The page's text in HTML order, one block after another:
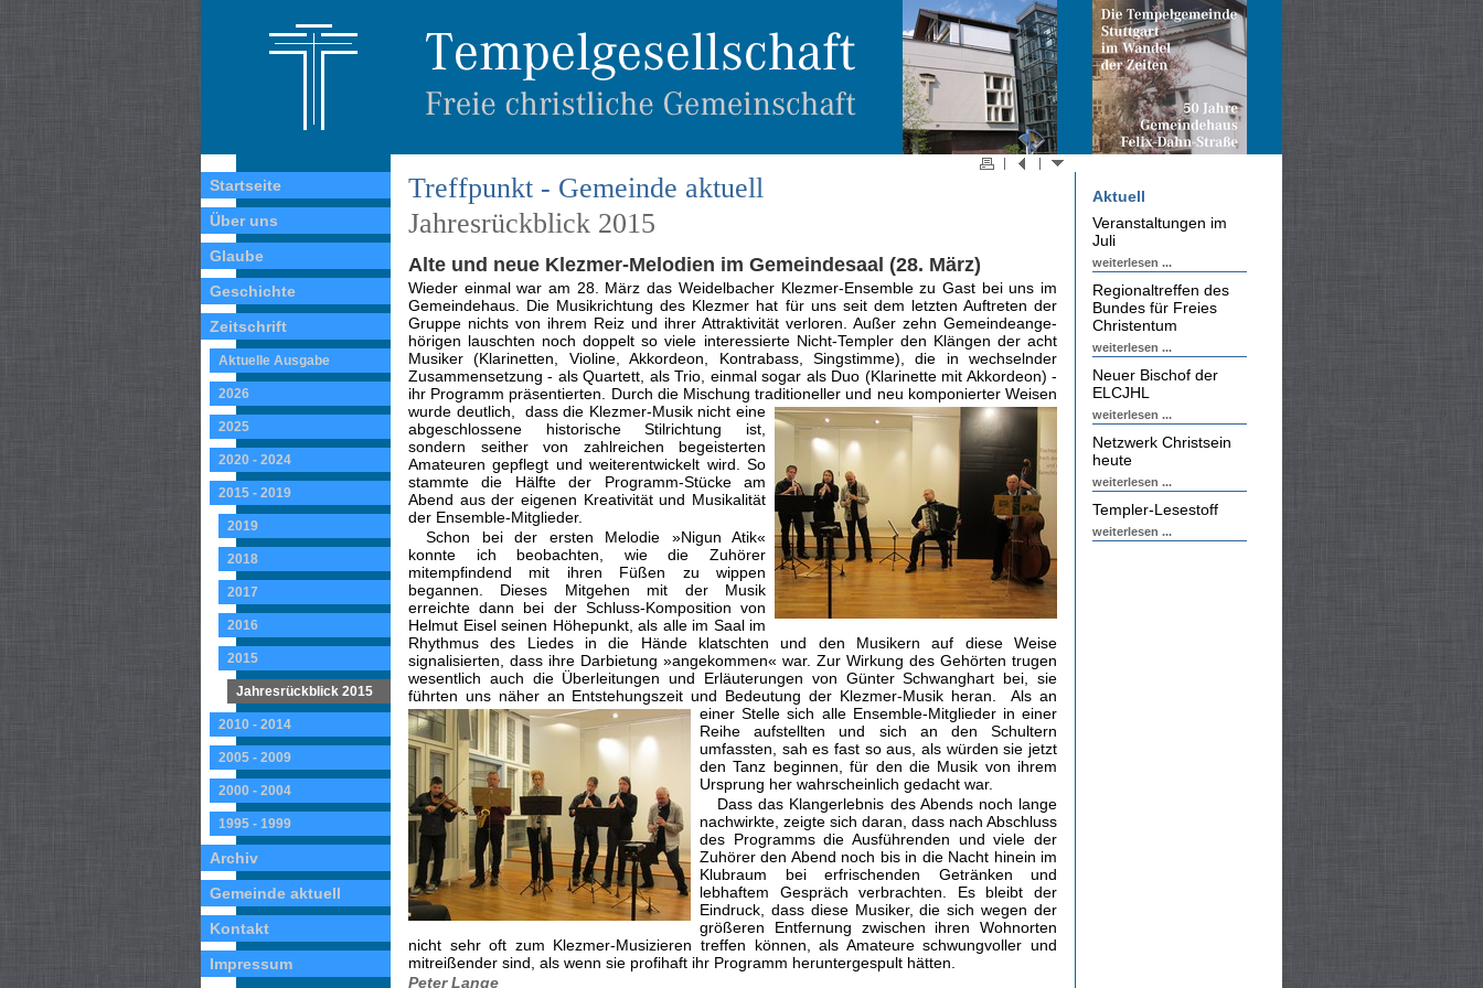
Startseite
Über uns
Glaube
Geschichte
Zeitschrift
Aktuelle Ausgabe
2026
2025
2020 - 2024
2015 - 2019
2019
2018
2017
2016
2015
Jahresrückblick 2015
2010 - 2014
2005 - 2009
2000 - 2004
1995 - 1999
Archiv
Gemeinde aktuell
Kontakt
Impressum
Treffpunkt - Gemeinde aktuell
Jahresrückblick 2015
Alte und neue Klezmer-Melodien im Gemeindesaal (28. März)
Wieder einmal war am 28. März das Weidelbacher Klezmer-Ensemble zu Gast bei uns im
Gemeindehaus. Die Musikrichtung des Klezmer hat für uns seit dem letzten Auftreten der
Gruppe nichts von ihrem Reiz und ihrer Attraktivität verloren. Außer zehn Gemeindeange­
hörigen lauschten noch doppelt so viele interessierte Nicht-Templer den Klängen der acht
Musiker (Klarinetten, Violine, Akkordeon, Kontrabass, Singstimme), die in wechselnder
Zusammensetzung - als Quartett, als Trio, einmal sogar als Duo (Klarinette mit Akkordeon) -
ihr Programm präsentierten. Durch die Mischung traditioneller und neu komponierter Weisen
wurde deutlich, dass die Klezmer-Musik nicht eine
abgeschlossene historische Stilrichtung ist,
sondern seither von zahlreichen begeisterten
Amateuren gepflegt und weiterentwickelt wird. So
stammte die Hälfte der Programm-Stücke am
Abend aus der eigenen Kreativität und Musikalität
der Ensemble-Mitglieder.
Schon bei der ersten Melodie »Nigun Atik«
konnte ich beobachten, wie die Zuhörer
mitempfindend mit ihren Füßen zu wippen
begannen. Dieses Mitgehen mit der Musik
erreichte dann bei der Schluss-Komposition von
Helmut Eisel seinen Höhepunkt, als alle im Saal im
Rhythmus des Liedes in die Hände klatschten und den Musikern auf diese Weise
signalisierten, dass ihre Darbietung »angekommen« war. Zur Wirkung des Gehörten trugen
wesentlich auch die Überleitungen und Erläuterungen von Günter Schwanghart bei, sie
führten uns näher an Entstehungszeit und Bedeutung der Klezmer-Musik heran.Als an
einer Stelle sich alle Ensemble-Mitglieder in einer
Reihe aufstellten und sich an den Schultern
umfassten, sah es fast so aus, als würden sie jetzt
den Tanz beginnen, für den die Musik von ihrem
Ursprung her wahrscheinlich gedacht war.
Dass das Klangerlebnis des Abends noch lange
nachwirkte, zeigte sich daran, dass nach Abschluss
des Programms die Ausführenden und viele der
Zuhörer den Abend noch bis in die Nacht hinein im
Klubraum bei erfrischenden Getränken und
lebhaftem Gespräch verbrachten. Es bleibt der
Eindruck, dass diese Musiker, die sich wegen der
größeren Entfernung zwischen ihren Wohnorten
nicht sehr oft zum Klezmer-Musizieren treffen können, als Amateure schwungvoller und
mitreißender sind, als wenn sie profihaft ihr Programm heruntergespult hätten.
Peter Lange
Aktuell
Veranstaltungen im
Juli
weiterlesen ...
Regionaltreffen des
Bundes für Freies
Christentum
weiterlesen ...
Neuer Bischof der
ELCJHL
weiterlesen ...
Netzwerk Christsein
heute
weiterlesen ...
Templer-Lesestoff
weiterlesen ...